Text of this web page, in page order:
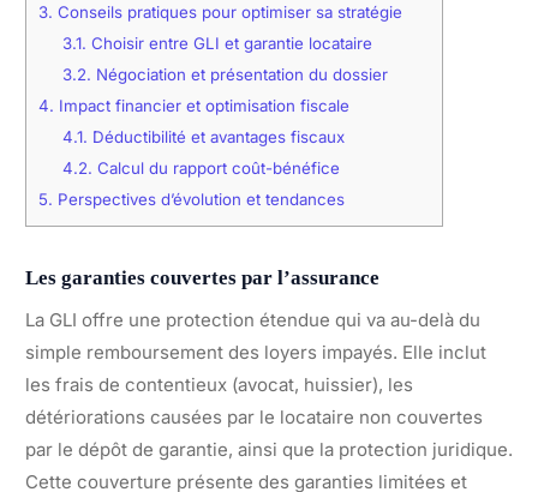
3. Conseils pratiques pour optimiser sa stratégie
3.1. Choisir entre GLI et garantie locataire
3.2. Négociation et présentation du dossier
4. Impact financier et optimisation fiscale
4.1. Déductibilité et avantages fiscaux
4.2. Calcul du rapport coût-bénéfice
5. Perspectives d’évolution et tendances
Les garanties couvertes par l’assurance
La GLI offre une protection étendue qui va au-delà du
simple remboursement des loyers impayés. Elle inclut
les frais de contentieux (avocat, huissier), les
détériorations causées par le locataire non couvertes
par le dépôt de garantie, ainsi que la protection juridique.
Cette couverture présente des garanties limitées et